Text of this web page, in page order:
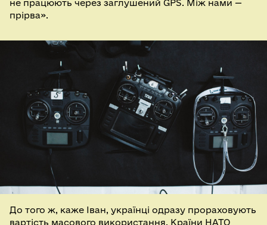
не працюють через заглушений GPS. Між нами —
прірва».
До того ж, каже Іван, українці одразу прораховують
вартість масового використання. Країни НАТО